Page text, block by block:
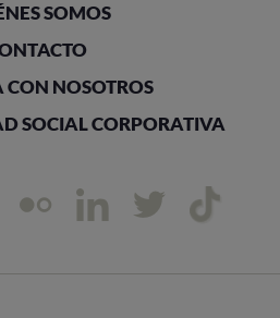
SOMOS
NOSOTROS
SOCIAL CORPORATIVA